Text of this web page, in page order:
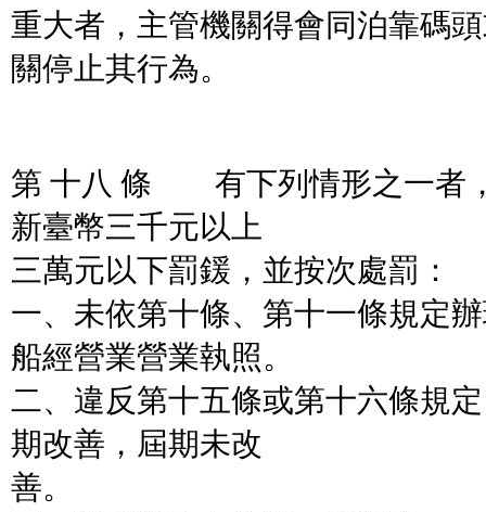
重大者，主管機關得會同泊靠碼
關停止其行為。
第 十八 條 有下列情形之一者
新臺幣三千元以上
三萬元以下罰鍰，並按次處罰：
一、未依第十條、第十一條規定
船經營業營業執照。
二、違反第十五條或第十六條規
期改善，屆期未改
善。